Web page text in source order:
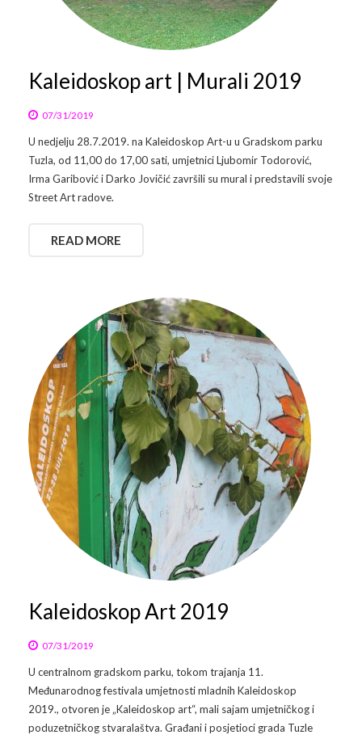
Video 2014
Video 2015
Galerija 2013
Galerija 2014
Galerija 2018
Galerija 2019
Galerija 2022
Galerija 2023
Galerija 2024
Galerija 2025
Kaleidoskop art | Murali 2019
07/31/2019
U nedjelju 28.7.2019. na Kaleidoskop Art-u u Gradskom parku
Tuzla, od 11,00 do 17,00 sati, umjetnici Ljubomir Todorović,
Irma Garibović i Darko Jovičić završili su mural i predstavili svoje
Street Art radove.
READ MORE
Kaleidoskop Art 2019
07/31/2019
U centralnom gradskom parku, tokom trajanja 11.
Međunarodnog festivala umjetnosti mladnih Kaleidoskop
2019., otvoren je „Kaleidoskop art“, mali sajam umjetničkog i
poduzetničkog stvaralaštva. Građani i posjetioci grada Tuzle